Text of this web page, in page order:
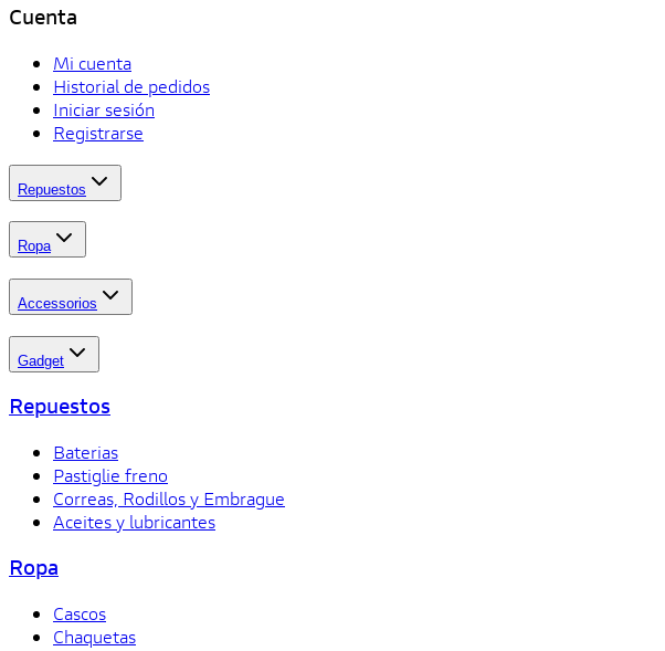
Cuenta
Mi cuenta
Historial de pedidos
Iniciar sesión
Registrarse
Repuestos
Ropa
Accessorios
Gadget
Repuestos
Baterias
Pastiglie freno
Correas, Rodillos y Embrague
Aceites y lubricantes
Ropa
Cascos
Chaquetas